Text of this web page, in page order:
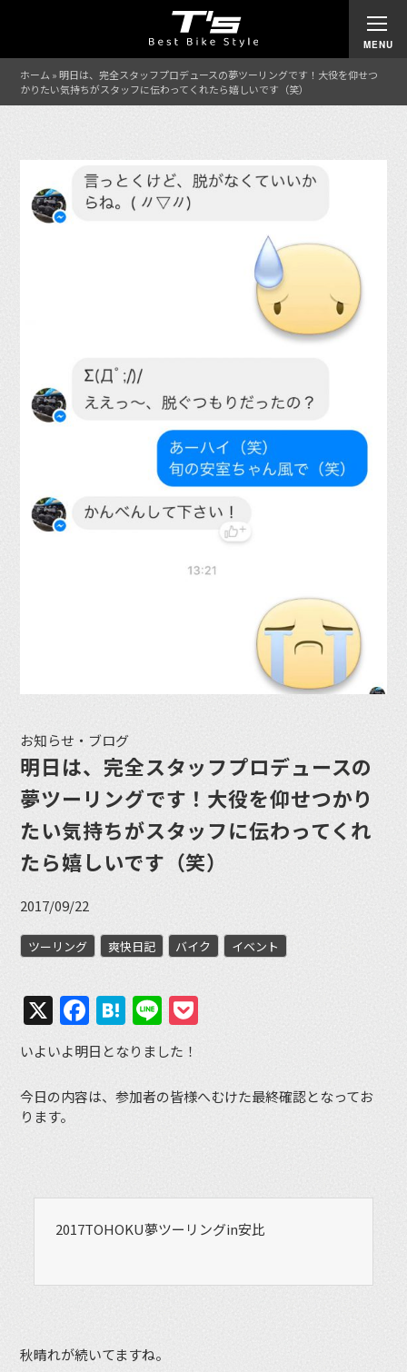
ホーム »明日は、完全スタッフプロデュースの夢ツーリングです！大役を仰せつ
かりたい気持ちがスタッフに伝わってくれたら嬉しいです（笑）
お知らせ・ブログ
明日は、完全スタッフプロデュースの
夢ツーリングです！大役を仰せつかり
たい気持ちがスタッフに伝わってくれ
たら嬉しいです（笑）
2017/09/22
ツーリング 爽快日記 バイク イベント
X Facebook
Hatena
Line
いよいよ明日となりました！
今日の内容は、参加者の皆様へむけた最終確認となってお
ります。
2017TOHOKU夢ツーリングin安比
秋晴れが続いてますね。